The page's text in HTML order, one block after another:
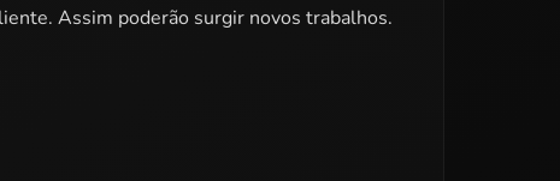
Assim poderão surgir novos trabalhos.